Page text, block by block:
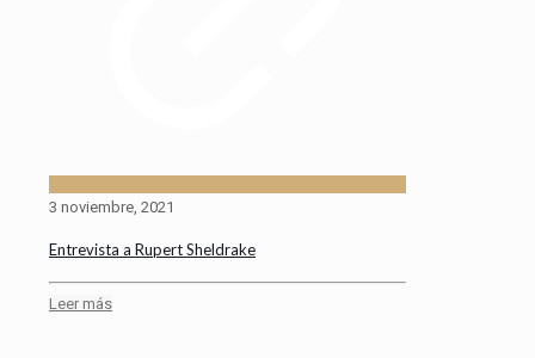
3 noviembre, 2021
Entrevista a Rupert Sheldrake
Leer más